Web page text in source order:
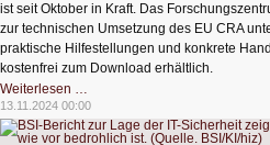
ist seit Oktober in Kraft. Das
zur technischen Umsetzung des EU CRA
praktische Hilfestellungen und konkrete
kostenfrei zum Download erhältlich.
Weiterlesen …
bei
der
technischen
Umsetzung
13.11.2024 00:00